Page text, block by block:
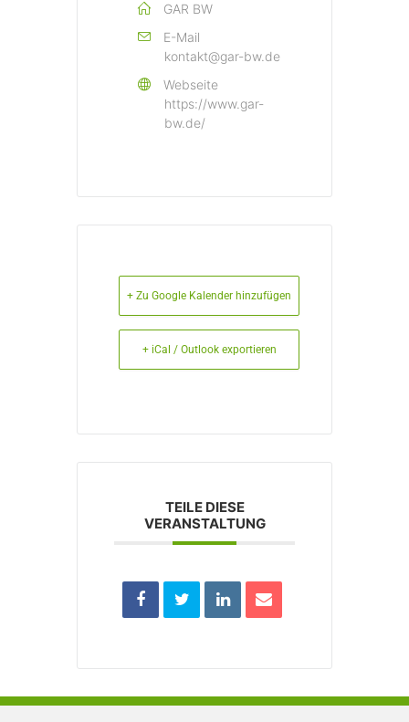
GAR BW
E-Mail
kontakt@gar-bw.de
Webseite
https://www.gar-
bw.de/
+ Zu Google Kalender hinzufügen
+ iCal / Outlook exportieren
TEILE DIESE
VERANSTALTUNG